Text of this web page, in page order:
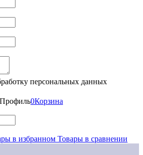
персональных данных
Профиль0Корзина
в избранном Товары в сравнении